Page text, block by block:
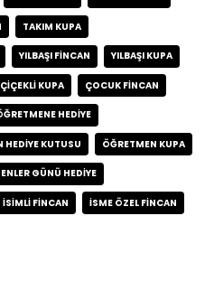
TAKIM KUPA
YILBAŞI FINCAN YILBAŞI KUPA
ÇIÇEKLI KUPA ÇOCUK FINCAN
HEDIYE
HEDIYE KUTUSU ÖĞRETMEN KUPA
GÜNÜ HEDIYE
İSIMLI FINCAN İSME ÖZEL FINCAN